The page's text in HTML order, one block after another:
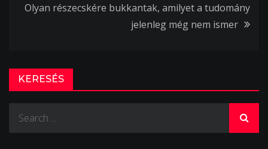
Olyan részecskére bukkantak, amilyet a tudomány
jelenleg még nem ismer
KERESÉS